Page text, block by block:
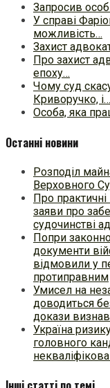
Запросив
У справі
можливість…
Захист
Про захист
епоху…
Чому суд
Криворучко, і…
Особа, яка
Останні новини
Розподіл
Верховного
Про
заяви про
судочинстві
Попри
документи
відмовили у
протиправним
Умисел на
доводиться
докази
Україна
головного